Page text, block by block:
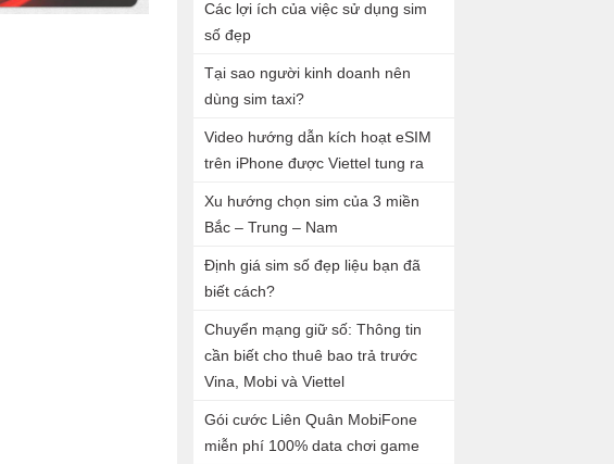
Các lợi ích của việc sử dụng sim
số đẹp
Tại sao người kinh doanh nên
dùng sim taxi?
Video hướng dẫn kích hoạt eSIM
trên iPhone được Viettel tung ra
Xu hướng chọn sim của 3 miền
Bắc – Trung – Nam
Định giá sim số đẹp liệu bạn đã
biết cách?
Chuyển mạng giữ số: Thông tin
cần biết cho thuê bao trả trước
Vina, Mobi và Viettel
Gói cước Liên Quân MobiFone
miễn phí 100% data chơi game